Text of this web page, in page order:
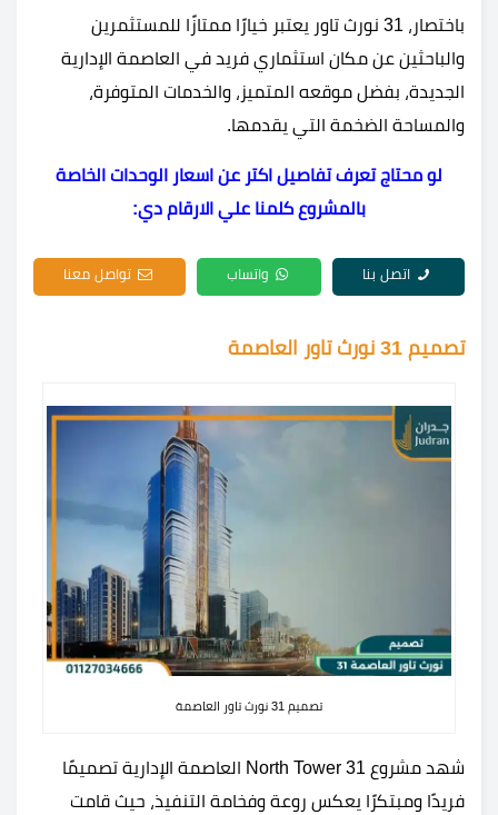
باختصار، 31 نورث تاور يعتبر خيارًا ممتازًا للمستثمرين
والباحثين عن مكان استثماري فريد في العاصمة الإدارية
الجديدة، بفضل موقعه المتميز، والخدمات المتوفرة،
والمساحة الضخمة التي يقدمها.
لو محتاج تعرف تفاصيل اكتر عن اسعار الوحدات الخاصة
بالمشروع كلمنا علي الارقام دي:
اتصل بنا واتساب تواصل معنا
تصميم 31 نورث تاور العاصمة
تصميم 31 نورث تاور العاصمة
شهد مشروع 31 North Tower العاصمة الإدارية تصميمًا
فريدًا ومبتكرًا يعكس روعة وفخامة التنفيذ، حيث قامت